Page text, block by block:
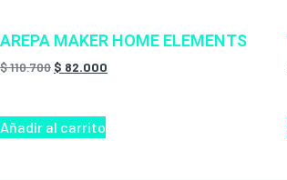
AREPA MAKER HOME ELEMENTS
$110.700 $ 82.000
Añadir al carrito